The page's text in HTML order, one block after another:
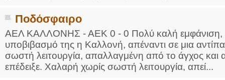
Ποδόσφαιρο
ΑΕΛ ΚΑΛΛΟΝΗΣ - ΑΕΚ 0 - 0 Πολύ καλή εμφάνιση,
υποβιβασμό της η Καλλονή, απέναντι σε μια
σωστή λειτουργία, απαλλαγμένη από το άγχος και
επέδειξε. Χαλαρή χωρίς σωστή λειτουργία, απεί...